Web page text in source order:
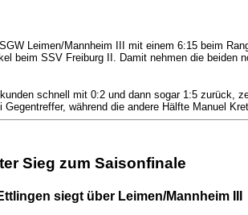
Leimen/Mannheim III mit einem 6:15 beim
SSV Freiburg II. Damit nehmen die beiden
schnell mit 0:2 und dann sogar 1:5 zurück,
während die andere Hälfte Manuel
Sieg zum Saisonfinale
siegt über Leimen/Mannheim III